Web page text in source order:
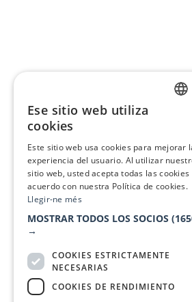
Ese sitio web utiliza
cookies
Este sitio web usa cookies para mejorar
experiencia del usuario. Al utilizar
sitio web, usted acepta todas las cookies
acuerdo con nuestra Política de cookies.
Llegir-ne més
MOSTRAR TODOS LOS SOCIOS
→
COOKIES ESTRICTAMENTE
NECESARIAS
COOKIES DE RENDIMIENTO